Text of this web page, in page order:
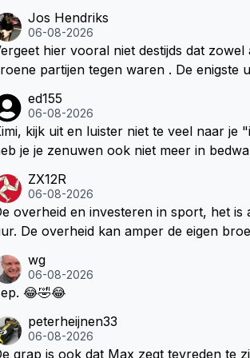
Jos Hendriks
06-08-2026
hier vooral niet destijds dat zowel
partijen tegen waren . De enigste
ze hun eigen uitlaat gassen inademen
was dat de F1 motor schoner is dan
Dus denk echt niet dat deze groene/
ed155
06-08-2026
kijk uit en luister niet te veel naar je
je je zenuwen ook niet meer in
Veel gezelliger
ZX12R
06-08-2026
overheid en investeren in sport, het is
De overheid kan amper de eigen
het best vergelijken met de sheriff
Hood) welk achter de bomen
stuiver te beroven. De Staat
een stuiver in Zandvoort willen
wg
06-08-2026
😂🤣😂
peterheijnen33
06-08-2026
grap is ook dat Max zegt tevreden te